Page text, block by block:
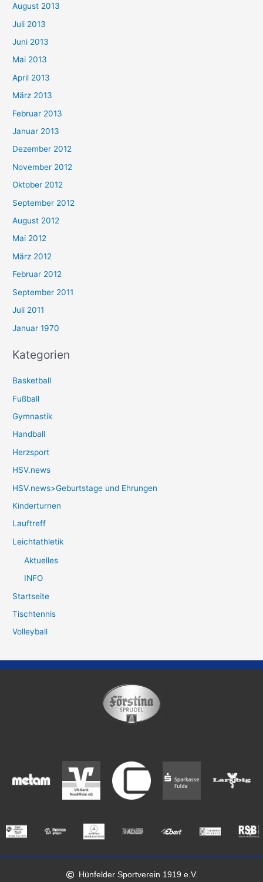
August 2013
Juli 2013
Juni 2013
Mai 2013
April 2013
März 2013
Februar 2013
Januar 2013
Dezember 2012
November 2012
Oktober 2012
September 2012
August 2012
Mai 2012
März 2012
Februar 2012
September 2011
Juli 2011
Januar 1970
Kategorien
Basketball
Fußball
Gymnastik
Handball
Herzsport
HSV.news
HSV.news>Geburtstage und Ehrungen
Kinderturnen
Lauftreff
Leichtathletik
Aktuelles
INFO
Startseite
Tischtennis
Volleyball
Hünfelder Sportverein 1919 e.V.